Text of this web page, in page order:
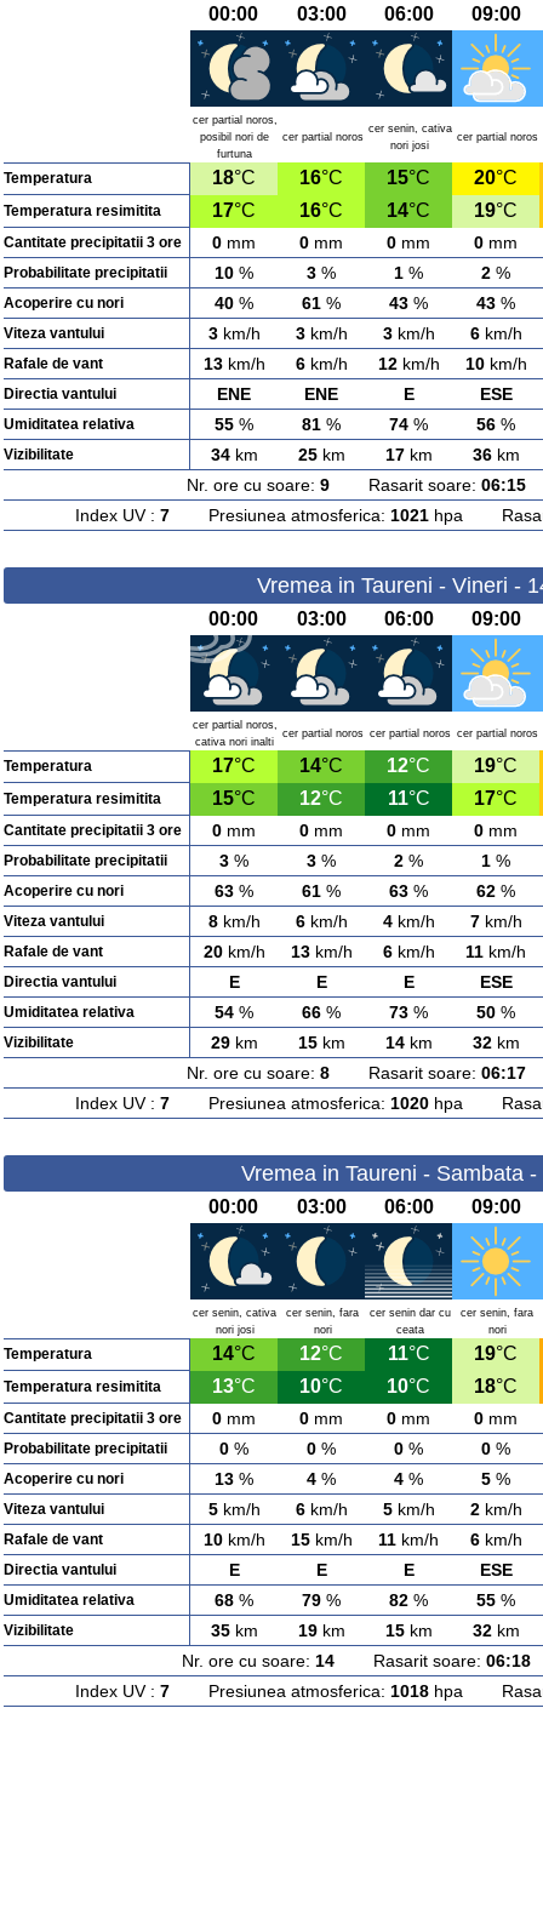
00:00 03:00 06:00 09:00
cer partial noros,
posibil nori de
furtuna
cer partial noros
cer senin, cativa
nori josi
cer partial noros
Temperatura 18°C 16°C 15°C 20°C
Temperatura resimitita 17°C 16°C 14°C 19°C
Cantitate precipitatii 3 ore 0 mm 0 mm 0 mm 0 mm
Probabilitate precipitatii 10 % 3 % 1 % 2 %
Acoperire cu nori 40 % 61 % 43 % 43 %
Viteza vantului 3km/h 3km/h 3km/h 6km/h
Rafale de vant 13km/h 6km/h 12km/h 10km/h
Directia vantului ENE ENE E ESE
Umiditatea relativa 55 % 81 % 74 % 56 %
Vizibilitate 34km 25km 17km 36km
Nr. ore cu soare: 9Rasarit soare: 06:15
Index UV : 7Presiunea atmosferica: 1021hpa
Vremea in Taureni - Vineri -
00:00 03:00 06:00 09:00
cer partial noros,
cativa nori inalti
cer partial noros cer partial noros cer partial noros
Temperatura 17°C 14°C 12°C 19°C
Temperatura resimitita 15°C 12°C 11°C 17°C
Cantitate precipitatii 3 ore 0 mm 0 mm 0 mm 0 mm
Probabilitate precipitatii 3 % 3 % 2 % 1 %
Acoperire cu nori 63 % 61 % 63 % 62 %
Viteza vantului 8km/h 6km/h 4km/h 7km/h
Rafale de vant 20km/h 13km/h 6km/h 11 km/h
Directia vantului E E E ESE
Umiditatea relativa 54 % 66 % 73 % 50 %
Vizibilitate 29km 15km 14km 32km
Nr. ore cu soare: 8Rasarit soare: 06:17
Index UV : 7Presiunea atmosferica: 1020hpa
Vremea in Taureni - Sambata
00:00 03:00 06:00 09:00
cer senin, cativa
nori josi
cer senin, fara
nori
cer senin dar cu
ceata
cer senin, fara
nori
Temperatura 14°C 12°C 11°C 19°C
Temperatura resimitita 13°C 10°C 10°C 18°C
Cantitate precipitatii 3 ore 0 mm 0 mm 0 mm 0 mm
Probabilitate precipitatii 0 % 0 % 0 % 0 %
Acoperire cu nori 13 % 4 % 4 % 5 %
Viteza vantului 5km/h 6km/h 5km/h 2km/h
Rafale de vant 10km/h 15km/h 11 km/h 6km/h
Directia vantului E E E ESE
Umiditatea relativa 68 % 79 % 82 % 55 %
Vizibilitate 35km 19km 15km 32km
Nr. ore cu soare: 14Rasarit soare: 06:18
Index UV : 7Presiunea atmosferica: 1018hpa